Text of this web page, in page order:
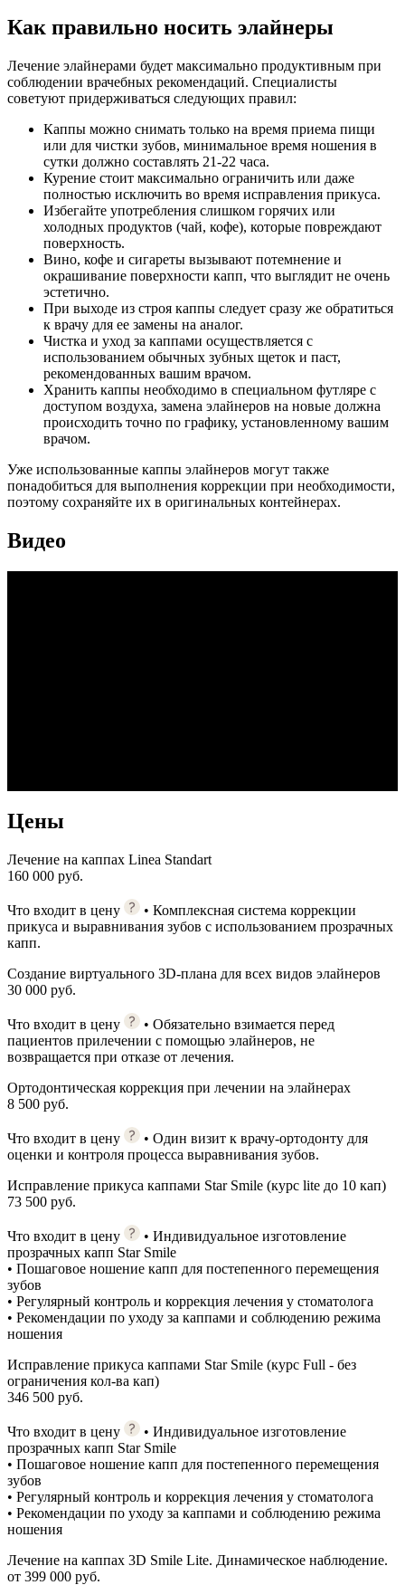
Как правильно носить элайнеры
Лечение элайнерами будет максимально продуктивным при
соблюдении врачебных рекомендаций. Специалисты
советуют придерживаться следующих правил:
Каппы можно снимать только на время приема пищи
или для чистки зубов, минимальное время ношения в
сутки должно составлять 21-22 часа.
Курение стоит максимально ограничить или даже
полностью исключить во время исправления прикуса.
Избегайте употребления слишком горячих или
холодных продуктов (чай, кофе), которые повреждают
поверхность.
Вино, кофе и сигареты вызывают потемнение и
окрашивание поверхности капп, что выглядит не очень
эстетично.
При выходе из строя каппы следует сразу же обратиться
к врачу для ее замены на аналог.
Чистка и уход за каппами осуществляется с
использованием обычных зубных щеток и паст,
рекомендованных вашим врачом.
Хранить каппы необходимо в специальном футляре с
доступом воздуха, замена элайнеров на новые должна
происходить точно по графику, установленному вашим
врачом.
Уже использованные каппы элайнеров могут также
понадобиться для выполнения коррекции при необходимости,
поэтому сохраняйте их в оригинальных контейнерах.
Видео
Цены
Лечение на каппах Linea Standart
160 000 руб.
Что входит в цену
• Комплексная система коррекции
прикуса и выравнивания зубов с использованием прозрачных
капп.
Создание виртуального 3D-плана для всех видов элайнеров
30 000 руб.
Что входит в цену
• Обязательно взимается перед
пациентов прилечении с помощью элайнеров, не
возвращается при отказе от лечения.
Ортодонтическая коррекция при лечении на элайнерах
8 500 руб.
Что входит в цену
• Один визит к врачу-ортодонту для
оценки и контроля процесса выравнивания зубов.
Исправление прикуса каппами Star Smile (курс lite до 10 кап)
73 500 руб.
Что входит в цену
• Индивидуальное изготовление
прозрачных капп Star Smile
• Пошаговое ношение капп для постепенного перемещения
зубов
• Регулярный контроль и коррекция лечения у стоматолога
• Рекомендации по уходу за каппами и соблюдению режима
ношения
Исправление прикуса каппами Star Smile (курс Full - без
ограничения кол-ва кап)
346 500 руб.
Что входит в цену
• Индивидуальное изготовление
прозрачных капп Star Smile
• Пошаговое ношение капп для постепенного перемещения
зубов
• Регулярный контроль и коррекция лечения у стоматолога
• Рекомендации по уходу за каппами и соблюдению режима
ношения
Лечение на каппах 3D Smile Lite. Динамическое наблюдение.
от 399 000 руб.